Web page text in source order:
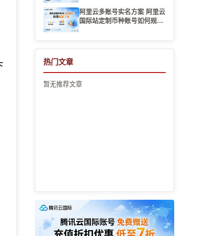
阿里云多账号实名方案 阿里云
国际站定制币种账号如何规避
热门文章
暂无推荐文章